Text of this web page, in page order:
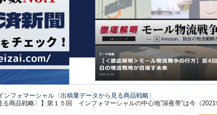
ンフォマーシャル〈出稿量データから見る商品戦略〉
商品戦略〉】第１５回 インフォマーシャルの中心地”深夜帯”は今（